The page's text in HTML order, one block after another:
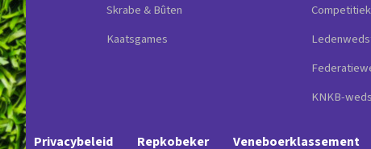
Skrabe & Bûten
Kaatsgames
KNKB-
Privacybeleid Repkobeker Veneboerklassement